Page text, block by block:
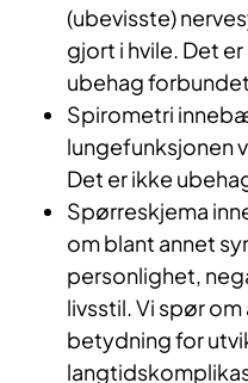
(ubevisste)
gjort i hvile. Det
ubehag
Spirometri
lungefunksjonen
Det er ikke
Spørreskjema
om blant annet
personlighet,
livsstil. Vi spør
betydning for